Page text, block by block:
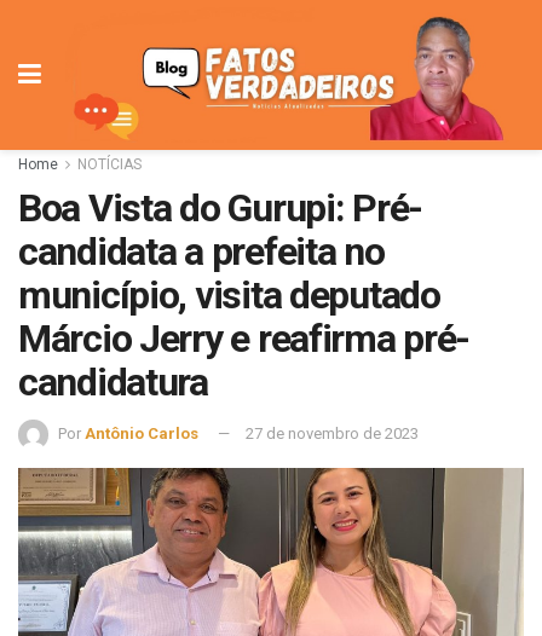
Home NOTÍCIAS
Boa Vista do Gurupi: Pré-
candidata a prefeita no
município, visita deputado
Márcio Jerry e reafirma pré-
candidatura
Por Antônio Carlos 27 de novembro de 2023